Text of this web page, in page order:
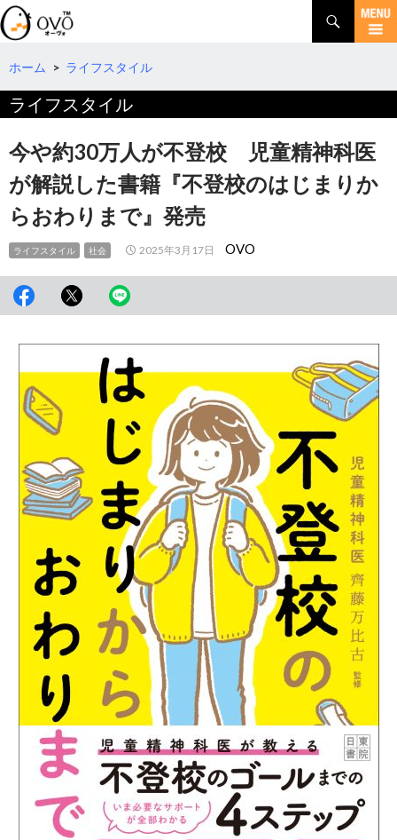
検
索
コ
テ
ツ
へ
ホーム > ライフスタイル
ライフスタイル
今や約30万人が不登校 児童精神科医
が解説した書籍『不登校のはじまりか
らおわりまで』発売
ライフスタイル 社会 2025年3月17日 OVO